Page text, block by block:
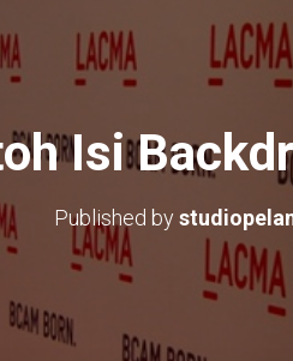
Isi
Published by